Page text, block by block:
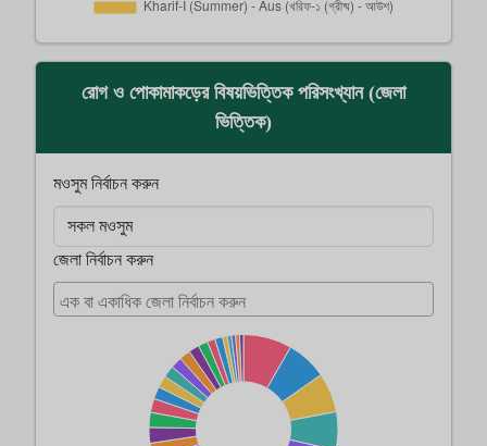
রোগ ও পোকামাকড়ের বিষয়ভিত্তিক পরিসংখ্যান (জেলা
ভিত্তিক)
মওসুম নির্বাচন করুন
জেলা নির্বাচন করুন